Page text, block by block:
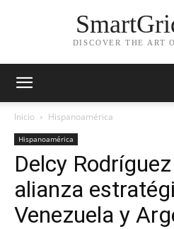
DISCOVER THE ART
Inicio Hispanoamérica
Hispanoamérica
Delcy
alianza
Venezuela y